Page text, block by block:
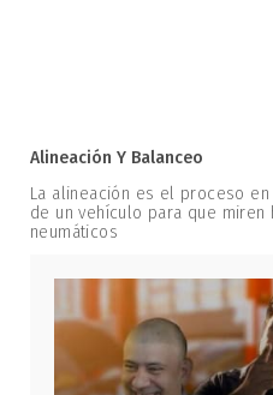
Alineación Y Balanceo
La alineación es el proceso
de un vehículo para que
neumáticos